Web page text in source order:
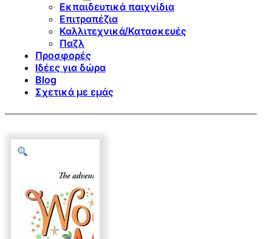
Εκπαιδευτικά παιχνίδια
Επιτραπέζια
Καλλιτεχνικά/Κατασκευές
Παζλ
Προσφορές
Ιδέες για δώρα
Blog
Σχετικά με εμάς